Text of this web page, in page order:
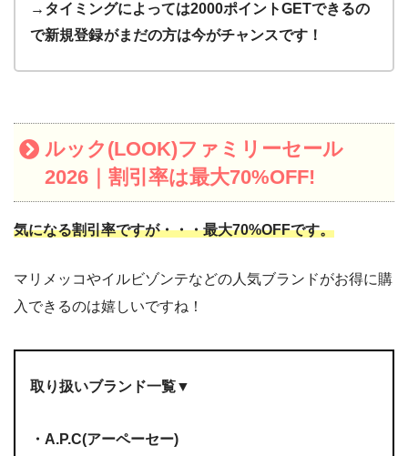
→タイミングによっては2000ポイントGETできるの
で新規登録がまだの方は今がチャンスです！
ルック(LOOK)ファミリーセール
2026｜割引率は最大70%OFF!
気になる割引率ですが・・・最大70%OFFです。
マリメッコやイルビゾンテなどの人気ブランドがお得に購
入できるのは嬉しいですね！
取り扱いブランド一覧▼
・A.P.C(アーペーセー)